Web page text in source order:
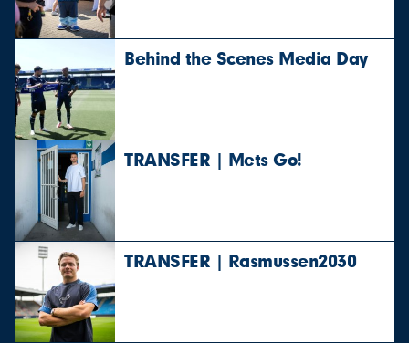
Behind the Scenes Media Day
TRANSFER | Mets Go!
TRANSFER | Rasmussen2030